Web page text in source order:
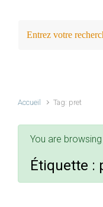
Accueil Tag: pret
You are
Étiquette :